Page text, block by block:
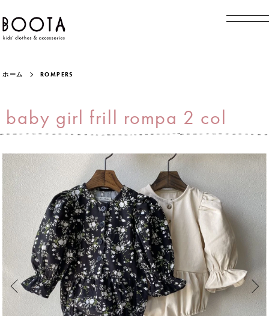
ホーム ROMPERS
baby girl frill rompa 2 col